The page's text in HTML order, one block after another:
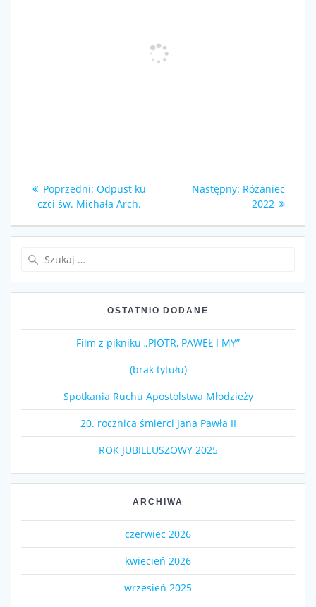
Nawigacja
wpisu
Poprzedni: Poprzedni
wpis:
Odpust ku
czci św. Michała Arch.
Następny: Następny
wpis:
Różaniec
2022
OSTATNIO DODANE
Film z pikniku „PIOTR, PAWEŁ I MY”
(brak tytułu)
Spotkania Ruchu Apostolstwa Młodzieży
20. rocznica śmierci Jana Pawła II
ROK JUBILEUSZOWY 2025
ARCHIWA
czerwiec 2026
kwiecień 2026
wrzesień 2025